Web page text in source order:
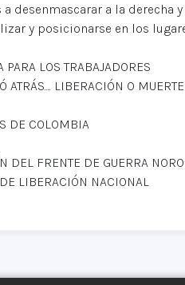
desenmascarar a la derecha
y posicionarse en los
PARA LOS TRABAJADORES
ATRÁS.... LIBERACIÓN O MUERTE
DE COLOMBIA
DEL FRENTE DE GUERRA
LIBERACIÓN NACIONAL